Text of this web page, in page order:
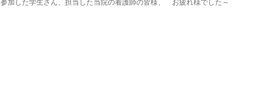
参加した学生さん、担当した当院の看護師の皆様、 お疲れ様でした～